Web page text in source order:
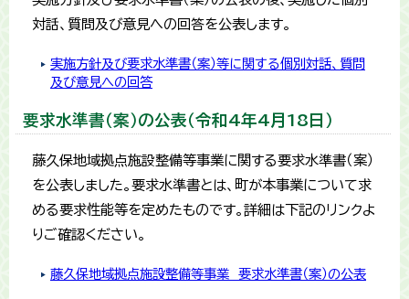
対話、質問及び意見への回答を公表します。
実施方針及び要求水準書（案）等に関する個別対話、質問
及び意見への回答
要求水準書（案）の公表（令和4年4月18日）
藤久保地域拠点施設整備等事業に関する要求水準書（案）
を公表しました。要求水準書とは、町が本事業について求
める要求性能等を定めたものです。詳細は下記のリンクよ
りご確認ください。
藤久保地域拠点施設整備等事業 要求水準書（案）の公表